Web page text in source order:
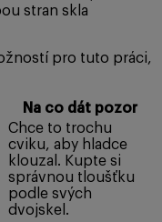
stran skla
pro tuto práci,
Na co dát pozor
Chce to trochu
cviku, aby hladce
klouzal. Kupte si
správnou tloušťku
podle svých
dvojskel.